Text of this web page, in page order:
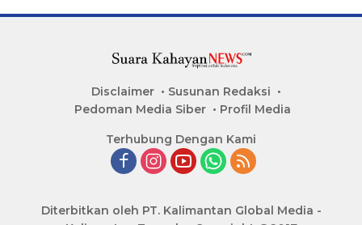
Disclaimer
Susunan Redaksi
Pedoman Media Siber
Profil Media
Terhubung Dengan Kami
Diterbitkan oleh PT. Kalimantan Global Media -